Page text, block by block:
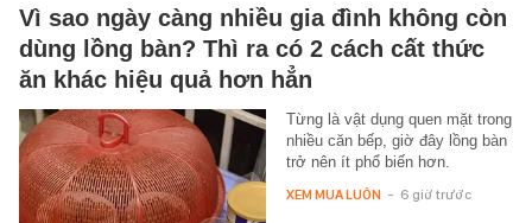
Vì sao ngày càng nhiều gia đình không còn
dùng lồng bàn? Thì ra có 2 cách cất thức
ăn khác hiệu quả hơn hẳn
Từng là vật dụng quen mặt trong
nhiều căn bếp, giờ đây lồng bàn
trở nên ít phổ biến hơn.
XEM MUA LUÔN - 6 giờ trước